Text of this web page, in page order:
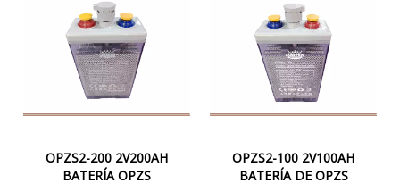
OPZS2-200 2V200AH
BATERÍA OPZS
OPZS2-100 2V100AH
BATERÍA DE OPZS